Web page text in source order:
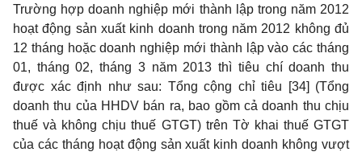
Trường hợp doanh nghiệp mới thành lập trong năm 2012
hoạt động sản xuất kinh doanh trong năm 2012 không đủ
12 tháng hoặc doanh nghiệp mới thành lập vào các tháng
01, tháng 02, tháng 3 năm 2013 thì tiêu chí doanh thu
được xác định như sau: Tổng cộng chỉ tiêu [34] (Tổng
doanh thu của HHDV bán ra, bao gồm cả doanh thu chịu
thuế và không chịu thuế GTGT) trên Tờ khai thuế GTGT
của các tháng hoạt động sản xuất kinh doanh không vượt